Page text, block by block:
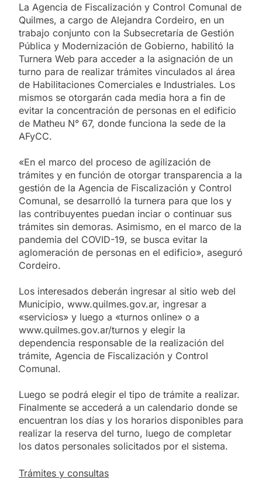
La Agencia de Fiscalización y Control Comunal de
Quilmes, a cargo de Alejandra Cordeiro, en un
trabajo conjunto con la Subsecretaría de Gestión
Pública y Modernización de Gobierno, habilitó la
Turnera Web para acceder a la asignación de un
turno para de realizar trámites vinculados al área
de Habilitaciones Comerciales e Industriales. Los
mismos se otorgarán cada media hora a fin de
evitar la concentración de personas en el edificio
de Matheu N° 67, donde funciona la sede de la
AFyCC.
«En el marco del proceso de agilización de
trámites y en función de otorgar transparencia a la
gestión de la Agencia de Fiscalización y Control
Comunal, se desarrolló la turnera para que los y
las contribuyentes puedan inciar o continuar sus
trámites sin demoras. Asimismo, en el marco de la
pandemia del COVID-19, se busca evitar la
aglomeración de personas en el edificio», aseguró
Cordeiro.
Los interesados deberán ingresar al sitio web del
Municipio, www.quilmes.gov.ar, ingresar a
«servicios» y luego a «turnos online» o a
www.quilmes.gov.ar/turnos y elegir la
dependencia responsable de la realización del
trámite, Agencia de Fiscalización y Control
Comunal.
Luego se podrá elegir el tipo de trámite a realizar.
Finalmente se accederá a un calendario donde se
encuentran los días y los horarios disponibles para
realizar la reserva del turno, luego de completar
los datos personales solicitados por el sistema.
Trámites y consultas